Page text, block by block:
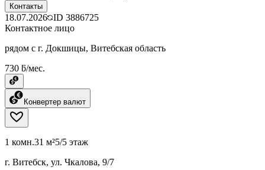
Контакты
18.07.2026 ID 3886725
Контактное лицо
рядом с г. Докшицы, Витебская область
730 ƃ/мес.
Конвертер валют
1 комн.31 м²5/5 этаж
г. Витебск, ул. Чкалова, 9/7